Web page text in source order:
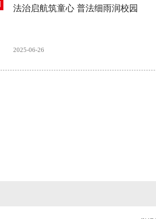
法治启航筑童心 普法细雨润校园
2025-06-26